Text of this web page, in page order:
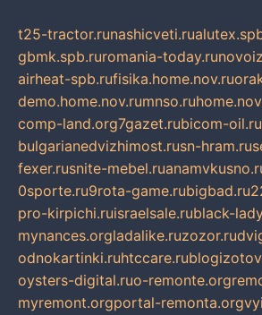
t25-tractor.runashicveti.ru
gbmk.spb.ruromania-today.ru
airheat-spb.rufisika.home.nov.ru
demo.home.nov.rumnso.ru
comp-land.org7gazet.rubicom-oil.ru
bulgarianedvizhimost.rusn-hram.ru
fexer.rusnite-mebel.ru
0sporte.ru9rota-game.rubigbad.ru
pro-kirpichi.ruisraelsale.rublack-
mynances.orgladalike.ruzozor.ru
odnokartinki.ruhtccare.ru
oysters-digital.ruo-remonte.org
myremont.orgportal-remonta.org